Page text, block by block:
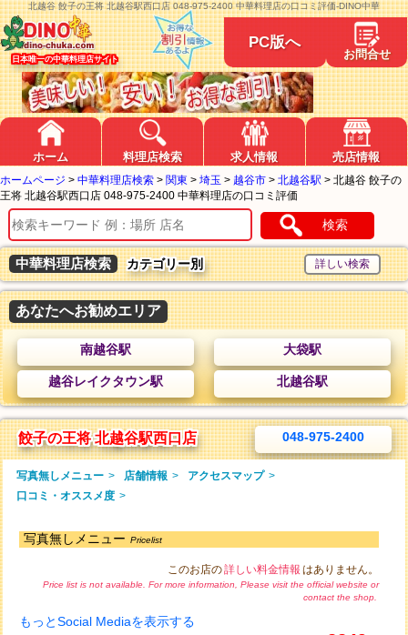
北越谷 餃子の王将 北越谷駅西口店 048-975-2400 中華料理店の口コミ評価-DINO中華
日本唯一の中華料理店サイト
PC版へ
お問合せ
ホーム 料理店検索 求人情報 売店情報
ホームページ > 中華料理店検索 > 関東 > 埼玉 > 越谷市 > 北越谷駅 > 北越谷 餃子の
王将 北越谷駅西口店 048-975-2400 中華料理店の口コミ評価
検索
中華料理店検索 カテゴリー別
あなたへお勧めエリア
南越谷駅 大袋駅
越谷レイクタウン駅 北越谷駅
餃子の王将 北越谷駅西口店 048-975-2400
写真無しメニュー > 店舗情報 > アクセスマップ >
口コミ・オススメ度 >
写真無しメニュー Pricelist
このお店の詳しい料金情報 はありません。
Price list is not available. For more information, Please visit the official website or
contact the shop.
もっとSocial Mediaを表示する